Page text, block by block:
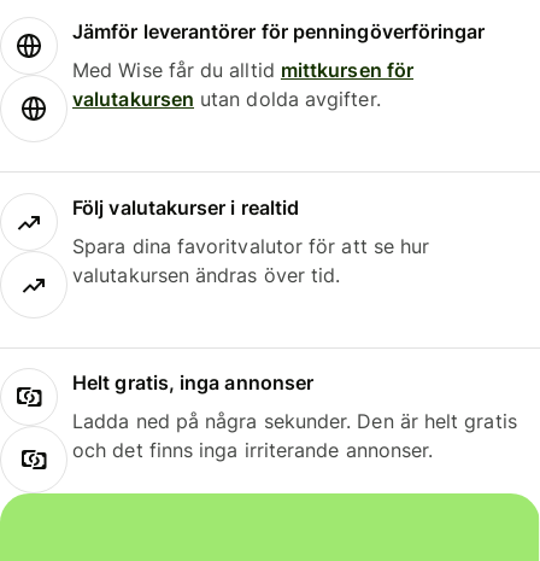
Jämför leverantörer för penningöverföringar
Med Wise får du alltid mittkursen för
valutakursen utan dolda avgifter.
Följ valutakurser i realtid
Spara dina favoritvalutor för att se hur
valutakursen ändras över tid.
Helt gratis, inga annonser
Ladda ned på några sekunder. Den är helt gratis
och det finns inga irriterande annonser.